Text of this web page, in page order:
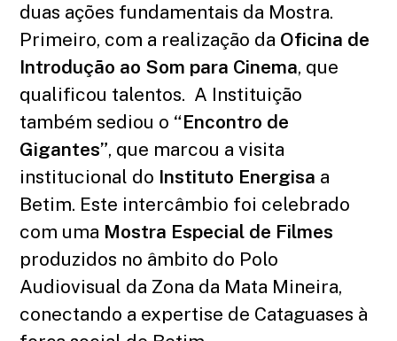
duas ações fundamentais da Mostra.
Primeiro, com a realização da Oficina de
Introdução ao Som para Cinema, que
qualificou talentos. A Instituição
também sediou o “Encontro de
Gigantes”, que marcou a visita
institucional do Instituto Energisa a
Betim. Este intercâmbio foi celebrado
com uma Mostra Especial de Filmes
produzidos no âmbito do Polo
Audiovisual da Zona da Mata Mineira,
conectando a expertise de Cataguases à